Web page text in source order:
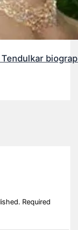
Tendulkar
Required